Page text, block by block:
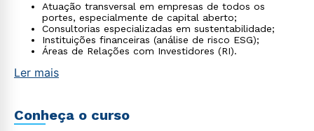
Atuação transversal em empresas de todos os
portes, especialmente de capital aberto;
Consultorias especializadas em sustentabilidade;
Instituições financeiras (análise de risco ESG);
Áreas de Relações com Investidores (RI).
Ler mais
Conheça o curso